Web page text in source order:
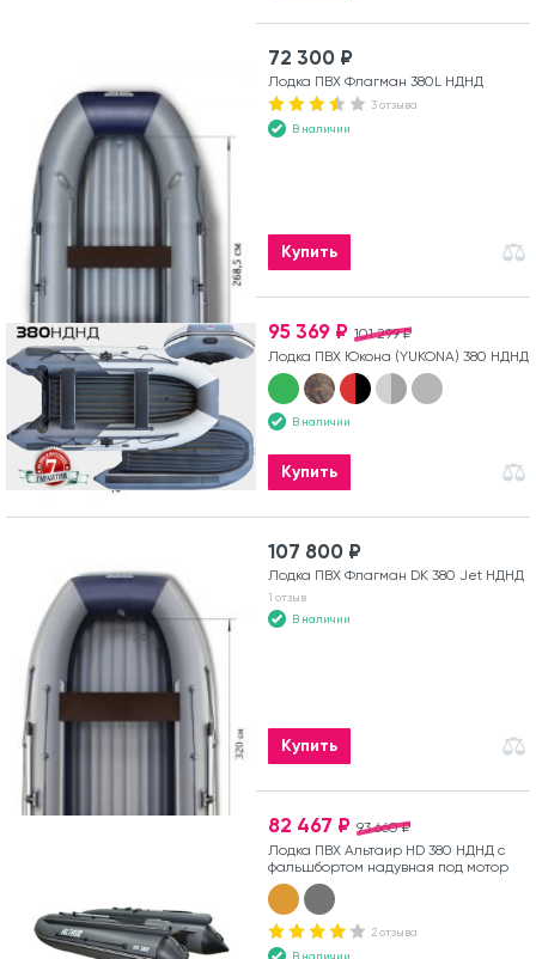
72 300 ₽
Лодка ПВХ Флагман 380L НДНД
3 отзыва
В наличии
Купить
101 299 ₽
95 369 ₽
Лодка ПВХ Юкона (YUKONA) 380 НДНД
В наличии
Купить
107 800 ₽
Лодка ПВХ Флагман DK 380 Jet НДНД
1 отзыв
В наличии
Купить
93 660 ₽
82 467 ₽
Лодка ПВХ Альтаир HD 380 НДНД с
фальшбортом надувная под мотор
2 отзыва
В наличии